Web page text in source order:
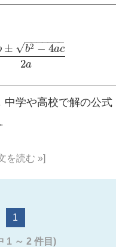
± b2 − 4ac
− −
−−−−−
√
2a
±b2−4ac2a
学や高校で解の公
を読む »]
1
1 ～ 2 件目)